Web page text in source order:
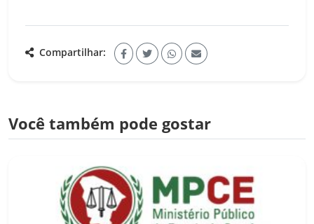
Compartilhar:
Você também pode gostar